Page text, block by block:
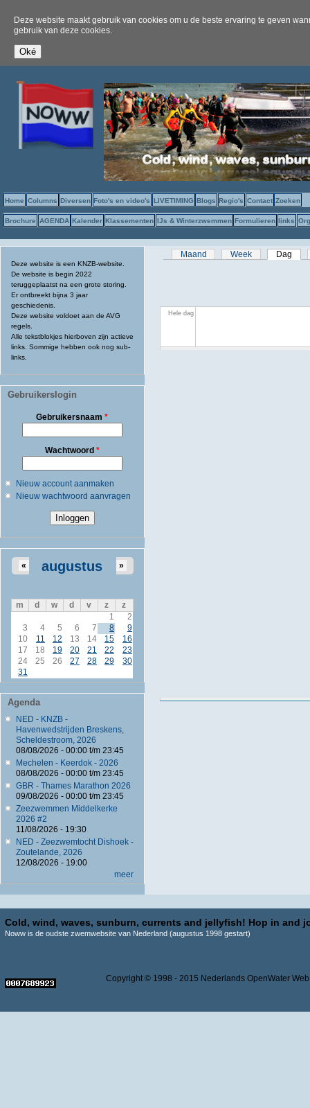
Deze website maakt gebruik van cookies om u de beste ervaring te geven
gebruik van deze cookies.
Home Columns Diversen Foto's en video's LIVETIMING Blogs Regio's Contact Zoeken
Brochure AGENDA Kalender Klassementen IJs & Winterzwemmen Formulieren links
Deze website is een KNZB-website.
De website is begin 2022
teruggeplaatst na een grote storing.
Er ontbreekt bijna 3 jaar
geschiedenis.
Deze website voldoet aan de AVG
regels.
Alle tekstblokjes hierboven zijn actieve
links. Sommige hebben ook nog sub-
links.
Gebruikerslogin
Gebruikersnaam*
Wachtwoord *
Nieuw account aanmaken
Nieuw wachtwoord aanvragen
augustus
« »
m d w d v z
z
1
2
3
4 5 6 7 8
9
10
11 12 13 14 15
16
17
18 19 20 21 22
23
24
25 26 27 28 29
30
31
Agenda
NED - KNZB -
Havenwedstrijden Breskens,
Scheldestroom, 2026
08/08/2026 - 00:00t/m 23:45
Mechelen - Keerdok - 2026
08/08/2026 - 00:00t/m 23:45
GBR - Thames Marathon 2026
09/08/2026 - 00:00t/m 23:45
Zeezwemmen Middelkerke
2026 #2
11/08/2026 - 19:30
NED - Zeezwemtocht Dishoek -
Zoutelande, 2026
12/08/2026 - 19:00
meer
Primaire tabs
Maand Week Dag
Hele dag
Cold, wind, waves, sunburn, currents and jellyfish! Hop in and
Noww is de oudste zwemwebsite van Nederland (augustus 1998 gestart)
Copyright © 1998 - 2015 Nederlands OpenWater